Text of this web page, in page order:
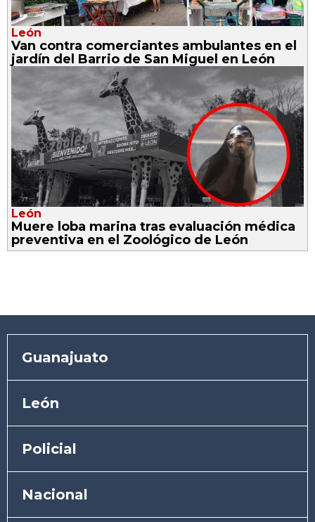
León
Van contra comerciantes ambulantes en el
jardín del Barrio de San Miguel en León
León
Muere loba marina tras evaluación médica
preventiva en el Zoológico de León
Guanajuato
León
Policial
Nacional